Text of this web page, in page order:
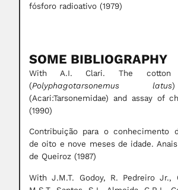
fósforo radioativo (1979)
SOME BIBLIOGRAPHY
With A.I. Clari. The cotton
(Polyphagotarsonemus latus
(Acari:Tarsonemidae) and assay of
(1990)
Contribuição para o conhecimento
de oito e nove meses de idade.
de Queiroz (1987)
With J.M.T. Godoy, R. Pedreiro Jr.,